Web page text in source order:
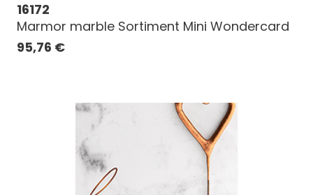
16172
Marmor marble Sortiment Mini Wondercard
95,76 €